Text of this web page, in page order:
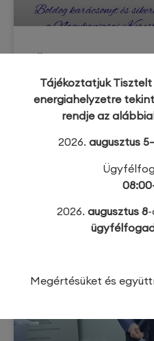
Tájékoztatjuk Tisztelt
Nagykanizsai
ünnepi
Tájékoztatjuk
energiahelyzetre
rendje az
2026. augusztus
2026. augusztus 8-
Megértésüket és